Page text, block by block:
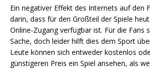
Ein negativer Effekt des Internets auf den
darin, dass für den Großteil der Spiele
Online-Zugang verfügbar ist. Für die Fans
Sache, doch leider hilft dies dem Sport
Leute können sich entweder kostenlos
günstigeren Preis ein Spiel ansehen, als